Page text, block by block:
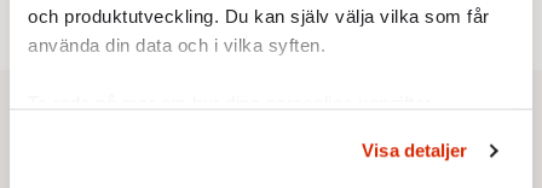
och produktutveckling. Du kan själv välja vilka som får
använda din data och i vilka syften.
Du kan ändra eller dra tillbaka ditt samtycke när som
Visa detaljer